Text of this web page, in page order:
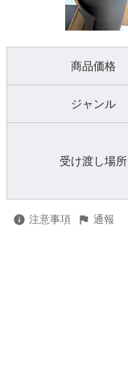
商品価格
ジャンル
受け渡し場所
注意事項 通報